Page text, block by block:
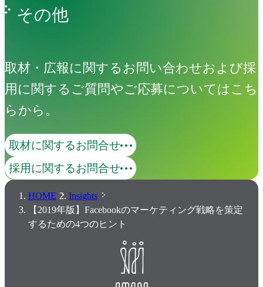
その他
取材・広報に関するお問い合わせおよび採
用に関するご質問やご応募についてはこち
らから。
取材に関するお問合せ
採用に関するお問合せ
HOME
Insights
【2019年版】Facebookのマーケティング戦略を策定
するための4つのヒント